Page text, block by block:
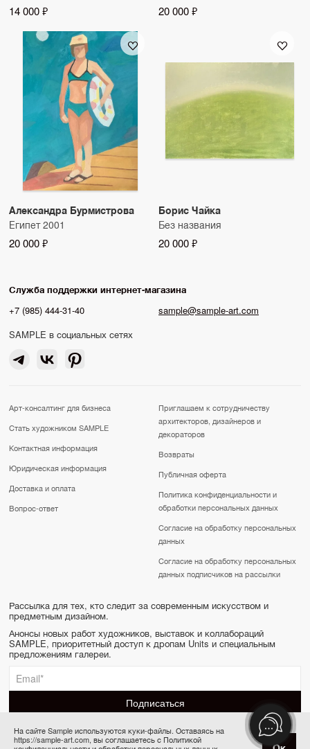
14 000 ₽ 20 000 ₽
Александра Бурмистрова
Египет 2001
20 000 ₽
Борис Чайка
Без названия
20 000 ₽
Служба поддержки интернет-магазина
+7 (985) 444-31-40
sample@sample-art.com
SAMPLE в социальных сетях
Арт-консалтинг для бизнеса
Стать художником SAMPLE
Контактная информация
Юридическая информация
Доставка и оплата
Вопрос-ответ
Приглашаем к сотрудничеству
архитекторов, дизайнеров и
декораторов
Возвраты
Публичная оферта
Политика конфиденциальности и
обработки персональных данных
Согласие на обработку персональных
данных
Согласие на обработку персональных
данных подписчиков на рассылки
Рассылка для тех, кто следит за современным искусством и
предметным дизайном.
Анонсы новых работ художников, выставок и коллабораций
SAMPLE, приоритетный доступ к дропам Units и специальным
предложениям галереи.
SAMPLE | Online gallery & Auction © 2022-2026
На сайте Sample используются куки-файлы. Оставаясь на
https://sample-art.com, вы соглашаетесь с Политикой